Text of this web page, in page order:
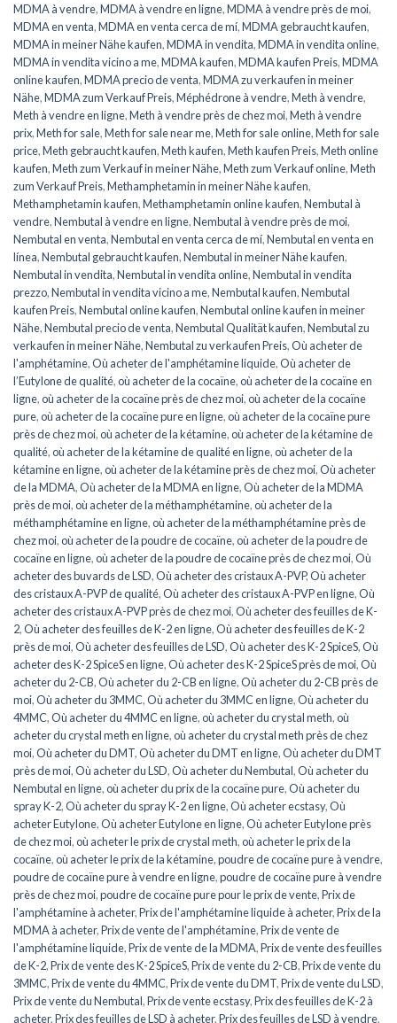
MDMA à vendre,MDMA à vendre en ligne,MDMA à vendre près de moi,
MDMA en venta,MDMA en venta cerca de mí,MDMA gebraucht kaufen,
MDMA in meiner Nähe kaufen,MDMA in vendita,MDMA in vendita online,
MDMA in vendita vicino a me,MDMA kaufen,MDMA kaufen Preis,MDMA
online kaufen,MDMA precio de venta,MDMA zu verkaufen in meiner
Nähe,MDMA zum Verkauf Preis,Méphédrone à vendre,Meth à vendre,
Meth à vendre en ligne,Meth à vendre près de chez moi,Meth à vendre
prix,Meth for sale,Meth for sale near me,Meth for sale online,Meth for sale
price,Meth gebraucht kaufen,Meth kaufen,Meth kaufen Preis,Meth online
kaufen,Meth zum Verkauf in meiner Nähe,Meth zum Verkauf online,Meth
zum Verkauf Preis,Methamphetamin in meiner Nähe kaufen,
Methamphetamin kaufen,Methamphetamin online kaufen,Nembutal à
vendre,Nembutal à vendre en ligne,Nembutal à vendre près de moi,
Nembutal en venta,Nembutal en venta cerca de mí,Nembutal en venta en
línea,Nembutal gebraucht kaufen,Nembutal in meiner Nähe kaufen,
Nembutal in vendita,Nembutal in vendita online,Nembutal in vendita
prezzo,Nembutal in vendita vicino a me,Nembutal kaufen,Nembutal
kaufen Preis,Nembutal online kaufen,Nembutal online kaufen in meiner
Nähe,Nembutal precio de venta,Nembutal Qualität kaufen,Nembutal zu
verkaufen in meiner Nähe,Nembutal zu verkaufen Preis,Où acheter de
l'amphétamine,Où acheter de l'amphétamine liquide,Où acheter de
l’Eutylone de qualité,où acheter de la cocaïne,où acheter de la cocaïne en
ligne,où acheter de la cocaïne près de chez moi,où acheter de la cocaïne
pure,où acheter de la cocaïne pure en ligne,où acheter de la cocaïne pure
près de chez moi,où acheter de la kétamine,où acheter de la kétamine de
qualité,où acheter de la kétamine de qualité en ligne,où acheter de la
kétamine en ligne,où acheter de la kétamine près de chez moi,Où acheter
de la MDMA,Où acheter de la MDMA en ligne,Où acheter de la MDMA
près de moi,où acheter de la méthamphétamine,où acheter de la
méthamphétamine en ligne,où acheter de la méthamphétamine près de
chez moi,où acheter de la poudre de cocaïne,où acheter de la poudre de
cocaïne en ligne,où acheter de la poudre de cocaïne près de chez moi,Où
acheter des buvards de LSD,Où acheter des cristaux A-PVP,Où acheter
des cristaux A-PVP de qualité,Où acheter des cristaux A-PVP en ligne,Où
acheter des cristaux A-PVP près de chez moi,Où acheter des feuilles de K-
2,Où acheter des feuilles de K-2 en ligne,Où acheter des feuilles de K-2
près de moi,Où acheter des feuilles de LSD,Où acheter des K-2 SpiceS,Où
acheter des K-2 SpiceS en ligne,Où acheter des K-2 SpiceS près de moi,Où
acheter du 2-CB,Où acheter du 2-CB en ligne,Où acheter du 2-CB près de
moi,Où acheter du 3MMC,Où acheter du 3MMC en ligne,Où acheter du
4MMC,Où acheter du 4MMC en ligne,où acheter du crystal meth,où
acheter du crystal meth en ligne,où acheter du crystal meth près de chez
moi,Où acheter du DMT,Où acheter du DMT en ligne,Où acheter du DMT
près de moi,Où acheter du LSD,Où acheter du Nembutal,Où acheter du
Nembutal en ligne,où acheter du prix de la cocaïne pure,Où acheter du
spray K-2,Où acheter du spray K-2 en ligne,Où acheter ecstasy,Où
acheter Eutylone,Où acheter Eutylone en ligne,Où acheter Eutylone près
de chez moi,où acheter le prix de crystal meth,où acheter le prix de la
cocaïne,où acheter le prix de la kétamine,poudre de cocaïne pure à vendre,
poudre de cocaïne pure à vendre en ligne,poudre de cocaïne pure à vendre
près de chez moi,poudre de cocaïne pure pour le prix de vente,Prix de
l'amphétamine à acheter,Prix de l'amphétamine liquide à acheter,Prix de la
MDMA à acheter,Prix de vente de l'amphétamine,Prix de vente de
l'amphétamine liquide,Prix de vente de la MDMA,Prix de vente des feuilles
de K-2,Prix de vente des K-2 SpiceS,Prix de vente du 2-CB,Prix de vente du
3MMC,Prix de vente du 4MMC,Prix de vente du DMT,Prix de vente du LSD,
Prix de vente du Nembutal,Prix de vente ecstasy,Prix des feuilles de K-2 à
acheter,Prix des feuilles de LSD à acheter,Prix des feuilles de LSD à vendre,